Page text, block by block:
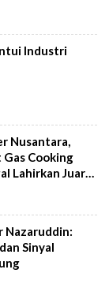
Industri
Nusantara,
Cooking
Lahirkan Juara
Nazaruddin:
Sinyal